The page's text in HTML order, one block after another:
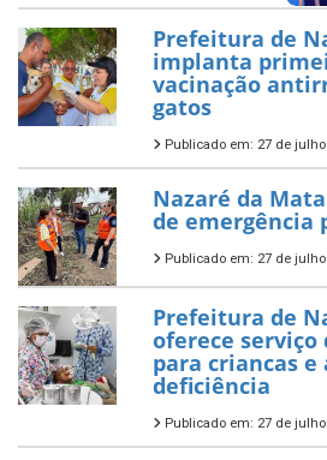
Prefeitura de
implanta
vacinação
gatos
Publicado em: 27 de
Nazaré da
de emergência
Publicado em: 27 de
Prefeitura de
oferece serviço
para criancas e
deficiência
Publicado em: 27 de